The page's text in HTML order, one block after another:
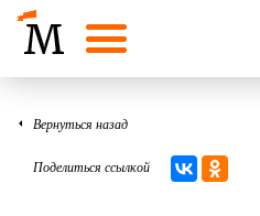
Вернуться назад
Поделиться ссылкой